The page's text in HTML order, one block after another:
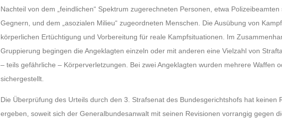
Nachteil von dem „feindlichen“ Spektrum zugerechneten Personen, etwa Polizeibeamten
Gegnern, und dem „asozialen Milieu“ zugeordneten Menschen. Die Ausübung von
körperlichen Ertüchtigung und Vorbereitung für reale Kampfsituationen. Im
Gruppierung begingen die Angeklagten einzeln oder mit anderen eine Vielzahl von
– teils gefährliche – Körperverletzungen. Bei zwei Angeklagten wurden mehrere Waffen
sichergestellt.
Die Überprüfung des Urteils durch den 3. Strafsenat des Bundesgerichtshofs hat keinen
ergeben, soweit sich der Generalbundesanwalt mit seinen Revisionen vorrangig gegen